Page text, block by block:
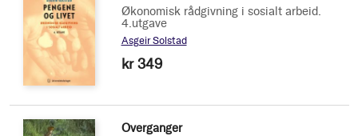
Økonomisk rådgivning i sosialt arbeid.
4.utgave
Asgeir Solstad
kr 349
Overganger